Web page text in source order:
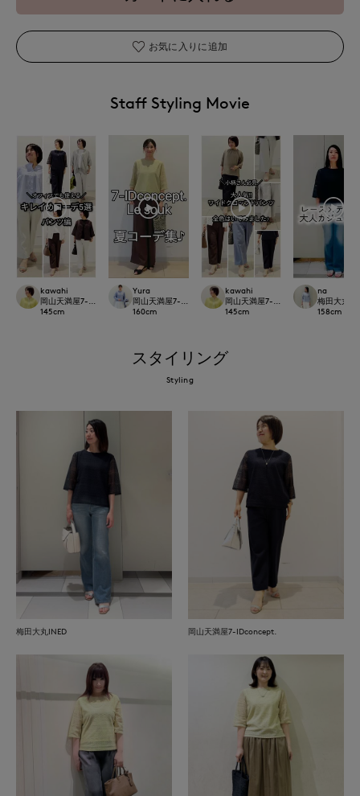
お気に入りに追加
Staff Styling Movie
kawahi
岡山天満屋7-IDconcept.
145cm
Yura
岡山天満屋7-IDconcept.
160cm
kawahi
岡山天満屋7-IDconcept.
145cm
na
梅田大丸
158cm
スタイリング
Styling
梅田大丸INED 岡山天満屋7-IDconcept.